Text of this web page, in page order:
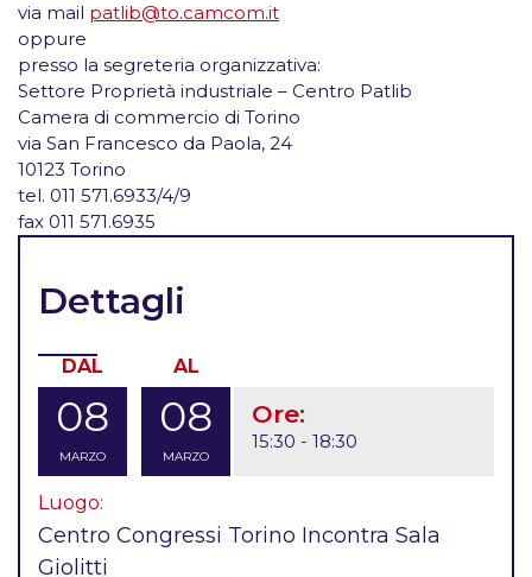
via mail patlib@to.camcom.it
oppure
presso la segreteria organizzativa:
Settore Proprietà industriale – Centro Patlib
Camera di commercio di Torino
via San Francesco da Paola, 24
10123 Torino
tel. 011 571.6933/4/9
fax 011 571.6935
Dettagli
DAL
08
MARZO
AL
08
MARZO
Ore:
15:30 - 18:30
Luogo:
Centro Congressi Torino Incontra Sala
Giolitti